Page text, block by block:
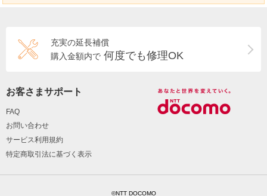
充実の延長補償
購入金額内で 何度でも修理OK
お客さまサポート
FAQ
お問い合わせ
サービス利用規約
特定商取引法に基づく表示
©NTT DOCOMO